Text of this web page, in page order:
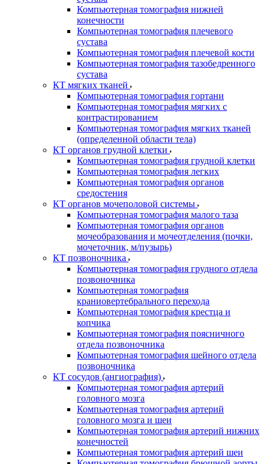
Компьютерная томография нижней
конечности
Компьютерная томография плечевого
сустава
Компьютерная томография плечевой кости
Компьютерная томография тазобедренного
сустава
КТ мягких тканей
Компьютерная томография гортани
Компьютерная томография мягких с
контрастированием
Компьютерная томография мягких тканей
(определенной области тела)
КТ органов грудной клетки
Компьютерная томография грудной клетки
Компьютерная томография легких
Компьютерная томография органов
средостения
КТ органов мочеполовой системы
Компьютерная томография малого таза
Компьютерная томография органов
мочеобразования и мочеотделения (почки,
мочеточник, м/пузырь)
КТ позвоночника
Компьютерная томография грудного отдела
позвоночника
Компьютерная томография
краниовертебрального перехода
Компьютерная томография крестца и
копчика
Компьютерная томография поясничного
отдела позвоночника
Компьютерная томография шейного отдела
позвоночника
КТ сосудов (ангиография)
Компьютерная томография артерий
головного мозга
Компьютерная томография артерий
головного мозга и шеи
Компьютерная томография артерий нижних
конечностей
Компьютерная томография артерий шеи